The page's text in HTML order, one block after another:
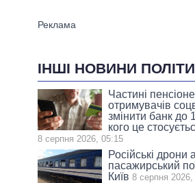
ІНШІ НОВИНИ
Частині
отримувачів
змінити банк до
кого це
8 серпня 2026, 05:15
Російські дрони
пасажирський
Київ 8 серпня 2026,